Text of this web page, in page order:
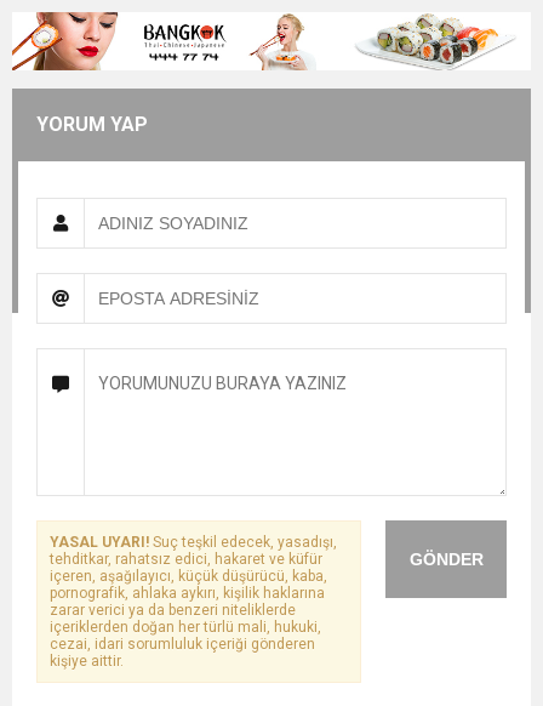
YORUM YAP
GÖNDER
YASAL UYARI! Suç teşkil edecek, yasadışı,
tehditkar, rahatsız edici, hakaret ve küfür
içeren, aşağılayıcı, küçük düşürücü, kaba,
pornografik, ahlaka aykırı, kişilik haklarına
zarar verici ya da benzeri niteliklerde
içeriklerden doğan her türlü mali, hukuki,
cezai, idari sorumluluk içeriği gönderen
kişiye aittir.